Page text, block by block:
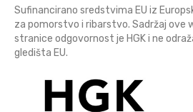
Sufinancirano sredstvima EU iz
za pomorstvo i ribarstvo. Sadržaj ove
stranice odgovornost je HGK i ne
gledišta EU.